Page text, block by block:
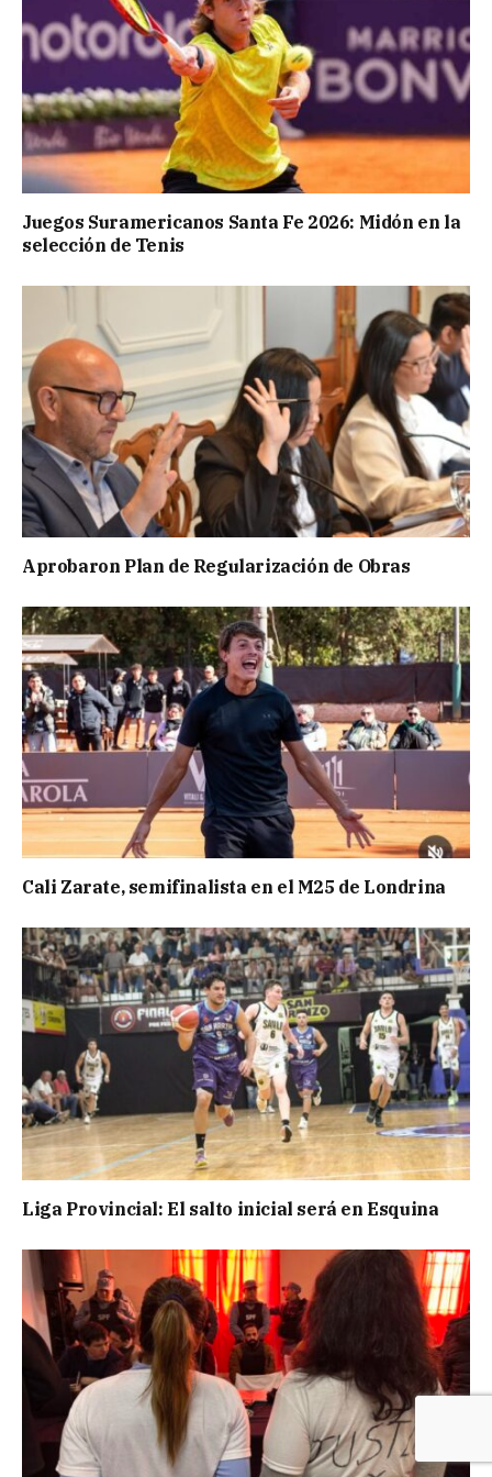
Juegos Suramericanos Santa Fe 2026: Midón en la
selección de Tenis
Aprobaron Plan de Regularización de Obras
Cali Zarate, semifinalista en el M25 de Londrina
Liga Provincial: El salto inicial será en Esquina